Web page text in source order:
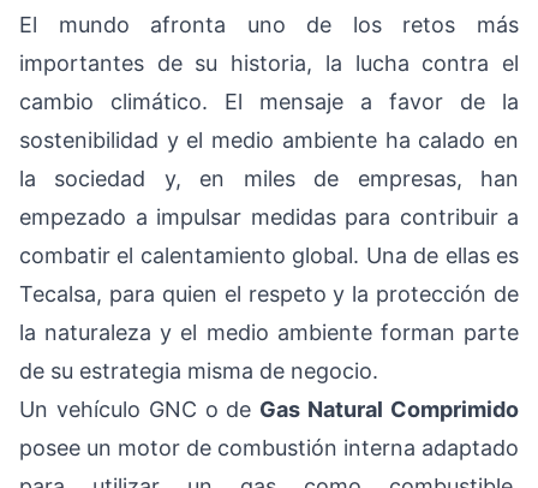
El mundo afronta uno de los retos más
importantes de su historia, la lucha contra el
cambio climático. El mensaje a favor de la
sostenibilidad y el medio ambiente ha calado en
la sociedad y, en miles de empresas, han
empezado a impulsar medidas para contribuir a
combatir el calentamiento global. Una de ellas es
Tecalsa, para quien el respeto y la protección de
la naturaleza y el medio ambiente forman parte
de su estrategia misma de negocio.
Un vehículo GNC o de Gas Natural Comprimido
posee un motor de combustión interna adaptado